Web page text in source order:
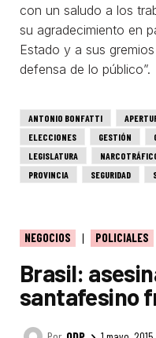
con un saludo a los
su agradecimiento en
Estado y a sus
defensa de lo público”.
ANTONIO BONFATTI
ELECCIONES
GESTIÓN
LEGISLATURA
PROVINCIA
SEGURIDAD